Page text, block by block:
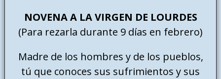
NOVENA A LA VIRGEN DE LOURDES
(Para rezarla durante 9 días en febrero)
Madre de los hombres y de los pueblos,
tú que conoces sus sufrimientos y sus